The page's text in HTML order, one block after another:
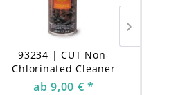
93234 | CUT Non-
Chlorinated Cleaner
ab 9,00 € *